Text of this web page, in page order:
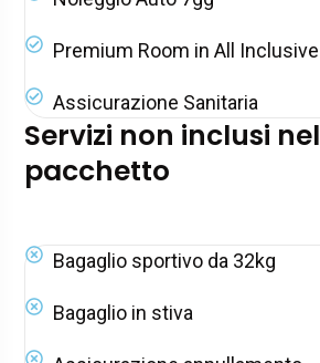
Premium Room in All Inclusive
Assicurazione Sanitaria
Servizi non inclusi nel
pacchetto
Bagaglio sportivo da 32kg
Bagaglio in stiva